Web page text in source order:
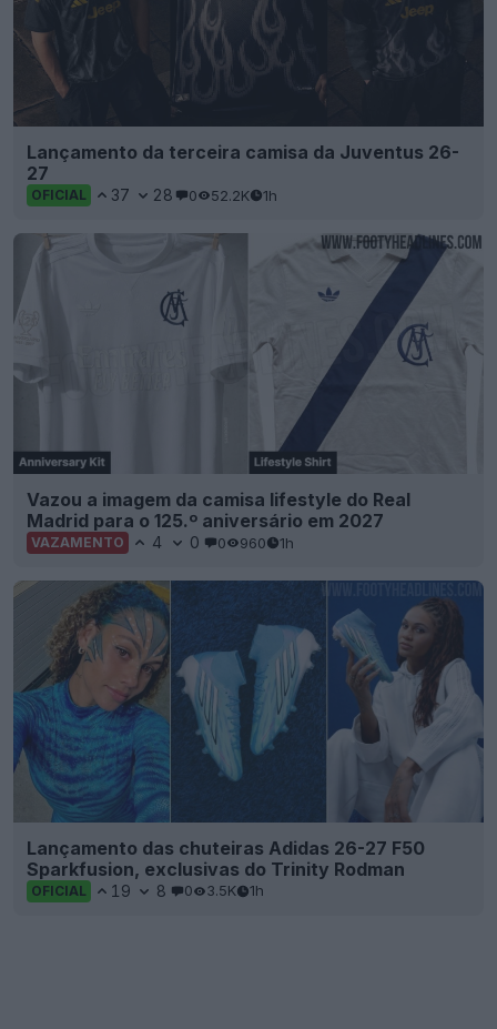
Lançamento da terceira camisa da Juventus 26-
27
OFICIAL 37 28 0 52.2K 1h
Vazou a imagem da camisa lifestyle do Real
Madrid para o 125.º aniversário em 2027
VAZAMENTO 4 0 0 960 1h
Lançamento das chuteiras Adidas 26-27 F50
Sparkfusion, exclusivas do Trinity Rodman
OFICIAL 19 8 0 3.5K 1h